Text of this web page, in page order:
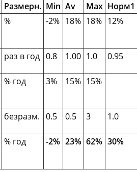
Размерн. Min Av Max Норм1
% -2% 18% 18% 12%
раз в год 0.8 1.00 1.0 0.95
% год 3% 15% 15%
безразм. 0.5 0.5 3 1.0
% год -2% 23% 62% 30%